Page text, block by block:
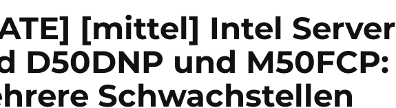
[mittel] Intel Server
D50DNP und M50FCP:
Schwachstellen